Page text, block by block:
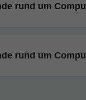
rund um
rund um